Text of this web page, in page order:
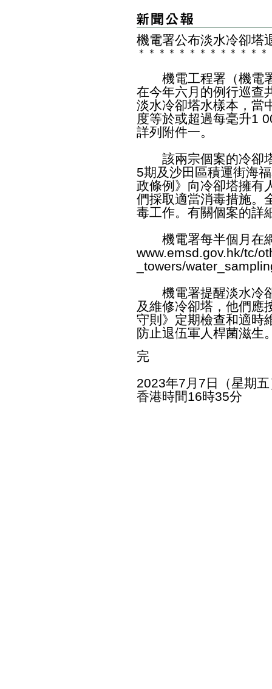
機電署公布淡水冷卻塔
＊ ＊ ＊ ＊ ＊ ＊ ＊ ＊ ＊ ＊ ＊ ＊ ＊
機電工程署（機電署
在今年六月的例行巡查
淡水冷卻塔水樣本，當
度等於或超過每毫升1
詳列附件一。
該兩宗個案的冷卻塔
5期及沙田區積運街海
政條例》向冷卻塔擁有
們採取適當消毒措施。
毒工作。有關個案的詳
機電署每半個月在網
www.emsd.gov.hk/tc/
_towers/
機電署提醒淡水冷卻
及維修冷卻塔，他們應
守則》定期檢查和適時
防止退伍軍人桿菌滋生
完
2023年7月7日（星期
香港時間16時35分